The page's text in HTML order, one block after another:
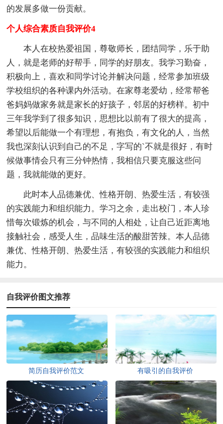
的发展多做一份贡献。
个人综合素质自我评价4
本人在校热爱祖国，尊敬师长，团结同学，乐于助
人，就是老师的好帮手，同学的好朋友。我学习勤奋，
积极向上，喜欢和同学讨论并解决问题，经常参加班级
学校组织的各种课内外活动。在家尊老爱幼，经常帮爸
爸妈妈做家务就是家长的好孩子，邻居的好榜样。初中
三年我学到了很多知识，思想比以前有了很大的提高，
希望以后能做一个有理想，有抱负，有文化的人，当然
我也深刻认识到自己的不足，字写的`不就是很好，有时
候做事情会只有三分钟热情，我相信只要克服这些问
题，我就能做的更好。
此时本人品德兼优、性格开朗、热爱生活，有较强
的实践能力和组织能力。学习之余，走出校门，本人珍
惜每次锻炼的机会，与不同的人相处，让自己近距离地
接触社会，感受人生，品味生活的酸甜苦辣。本人品德
兼优、性格开朗、热爱生活，有较强的实践能力和组织
能力。
自我评价图文推荐
简历自我评价范文 有吸引的自我评价